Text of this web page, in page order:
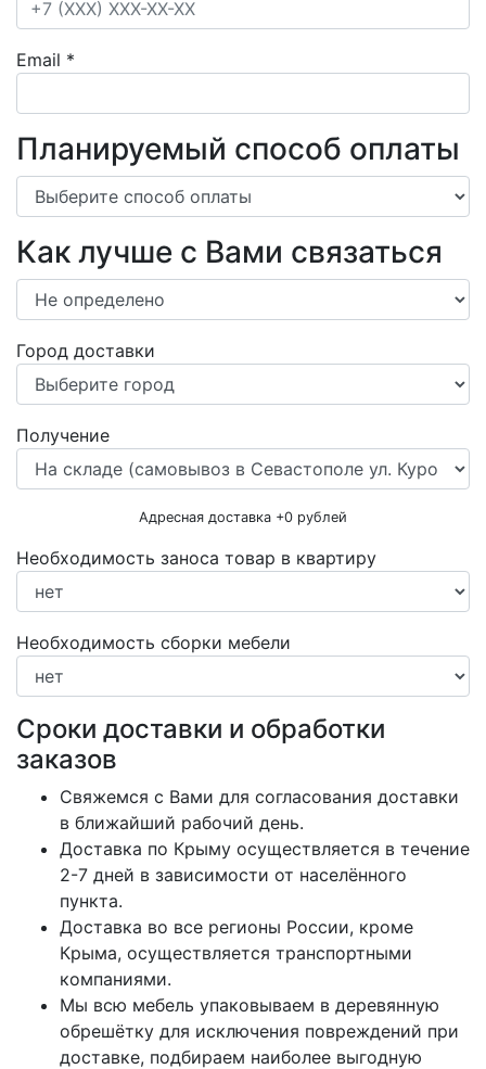
Email *
Планируемый способ оплаты
Как лучше с Вами связаться
Город доставки
Получение
Адресная доставка +0 рублей
Необходимость заноса товар в квартиру
Необходимость сборки мебели
Сроки доставки и обработки
заказов
Свяжемся с Вами для согласования доставки
в ближайший рабочий день.
Доставка по Крыму осуществляется в течение
2-7 дней в зависимости от населённого
пункта.
Доставка во все регионы России, кроме
Крыма, осуществляется транспортными
компаниями.
Мы всю мебель упаковываем в деревянную
обрешётку для исключения повреждений при
доставке, подбираем наиболее выгодную